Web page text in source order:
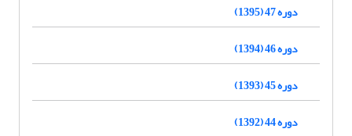
دوره 47 (1395)
دوره 46 (1394)
دوره 45 (1393)
دوره 44 (1392)